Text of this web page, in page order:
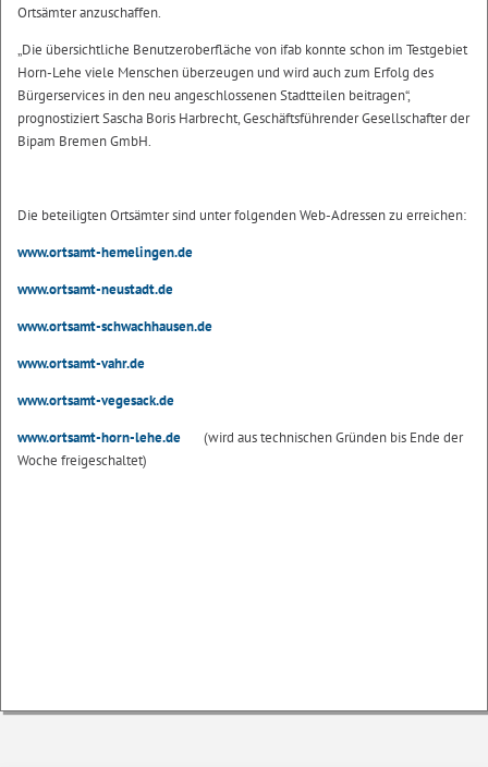
Ortsämter anzuschaffen.
„Die übersichtliche Benutzeroberfläche von ifab konnte schon im Testgebiet
Horn-Lehe viele Menschen überzeugen und wird auch zum Erfolg des
Bürgerservices in den neu angeschlossenen Stadtteilen beitragen“,
prognostiziert Sascha Boris Harbrecht, Geschäftsführender Gesellschafter der
Bipam Bremen GmbH.
Die beteiligten Ortsämter sind unter folgenden Web-Adressen zu erreichen:
www.ortsamt-hemelingen.de
www.ortsamt-neustadt.de
www.ortsamt-schwachhausen.de
www.ortsamt-vahr.de
www.ortsamt-vegesack.de
www.ortsamt-horn-lehe.de
(wird aus technischen Gründen bis Ende der
Woche freigeschaltet)